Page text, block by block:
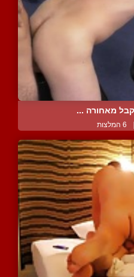
מאחורה ...
| 6 המלצות